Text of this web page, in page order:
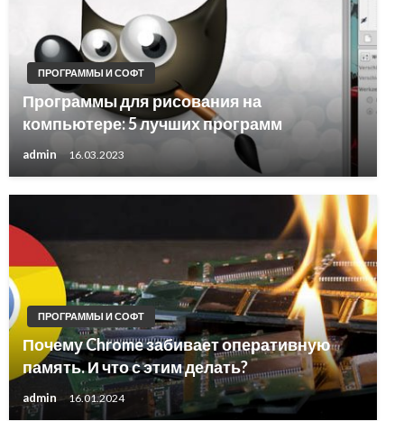
ПРОГРАММЫ И СОФТ
Программы для рисования на
компьютере: 5 лучших программ
admin 16.03.2023
ПРОГРАММЫ И СОФТ
Почему Chrome забивает оперативную
память. И что с этим делать?
admin 16.01.2024